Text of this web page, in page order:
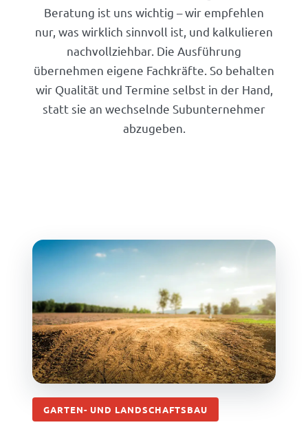
Beratung ist uns wichtig – wir empfehlen
nur, was wirklich sinnvoll ist, und kalkulieren
nachvollziehbar. Die Ausführung
übernehmen eigene Fachkräfte. So behalten
wir Qualität und Termine selbst in der Hand,
statt sie an wechselnde Subunternehmer
abzugeben.
GARTEN- UND LANDSCHAFTSBAU